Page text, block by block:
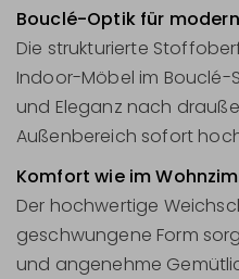
Bouclé-Optik für
Die strukturierte
Indoor-Möbel im Bouclé-
und Eleganz nach
Außenbereich sofort
Komfort wie im
Der hochwertige
geschwungene Form
und angenehme